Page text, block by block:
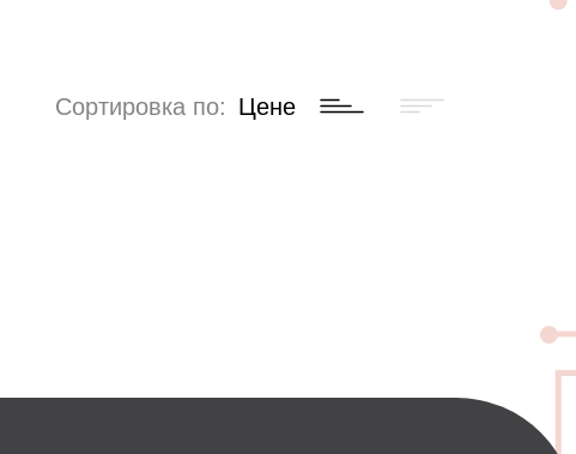
Сортировка по: Цене